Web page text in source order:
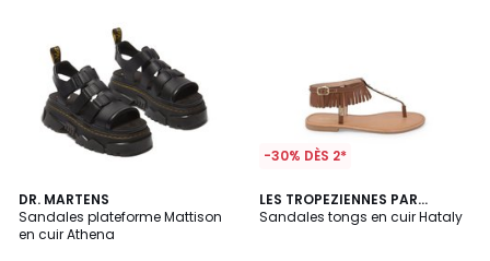
DR. MARTENS
Sandales plateforme Mattison
en cuir Athena
-30% DÈS 2*
LES TROPEZIENNES PAR
M.BELARBI
Sandales tongs en cuir Hataly
5
/